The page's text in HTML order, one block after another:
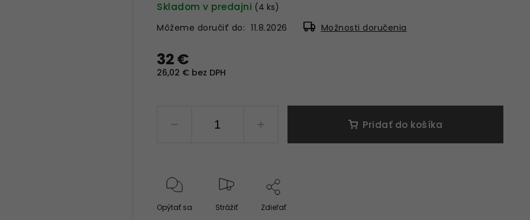
32 €
26,02 € bez DPH
Skladom v predajni (4 ks)
Môžeme doručiť do: 11.8.2026 Možnosti doručenia
Pridať do košíka
Opýtať sa Strážiť Zdieľať